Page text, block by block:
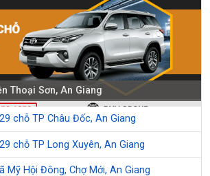
Thoại Sơn, An Giang
chỗ TP Châu Đốc, An Giang
chỗ TP Long Xuyên, An Giang
Mỹ Hội Đông, Chợ Mới, An Giang